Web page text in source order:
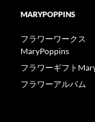
MARYPOPPINS
フラワーワークス
MaryPoppins
フラワーギフト
フラワーアルバム